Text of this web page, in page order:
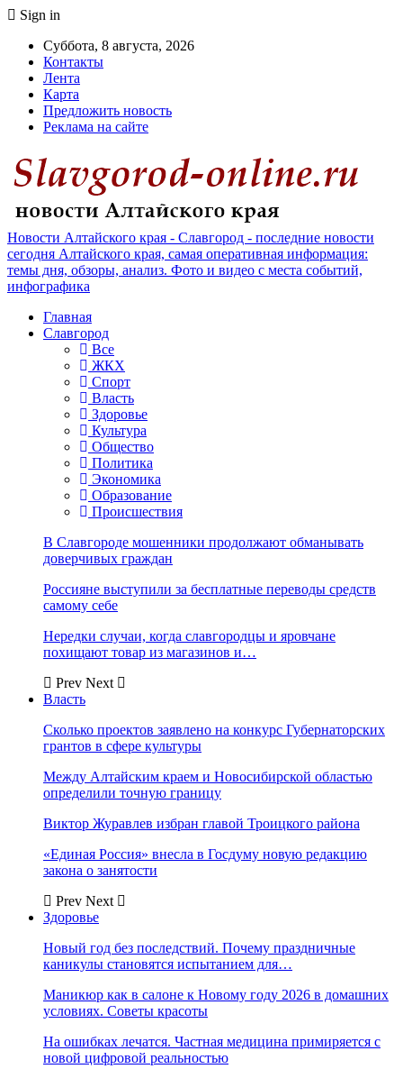
Sign in
Суббота, 8 августа, 2026
Контакты
Лента
Карта
Предложить новость
Реклама на сайте
Новости Алтайского края - Славгород - последние новости
сегодня Алтайского края, самая оперативная информация:
темы дня, обзоры, анализ. Фото и видео с места событий,
инфографика
Главная
Славгород
Все
ЖКХ
Спорт
Власть
Здоровье
Культура
Общество
Политика
Экономика
Образование
Происшествия
В Славгороде мошенники продолжают обманывать
доверчивых граждан
Россияне выступили за бесплатные переводы средств
самому себе
Нередки случаи, когда славгородцы и яровчане
похищают товар из магазинов и…
Prev Next
Власть
Сколько проектов заявлено на конкурс Губернаторских
грантов в сфере культуры
Между Алтайским краем и Новосибирской областью
определили точную границу
Виктор Журавлев избран главой Троицкого района
«Единая Россия» внесла в Госдуму новую редакцию
закона о занятости
Prev Next
Здоровье
Новый год без последствий. Почему праздничные
каникулы становятся испытанием для…
Маникюр как в салоне к Новому году 2026 в домашних
условиях. Советы красоты
На ошибках лечатся. Частная медицина примиряется с
новой цифровой реальностью